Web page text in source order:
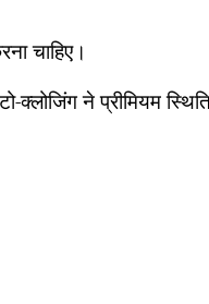
चाहिए।
ने प्रीमियम स्थिति